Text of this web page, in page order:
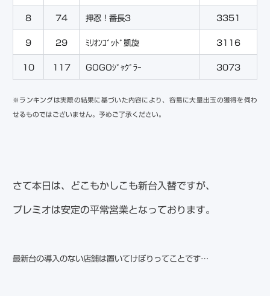
8 74 押忍！番長3 3351
9 29 ﾐﾘｵﾝｺﾞｯﾄﾞ凱旋 3116
10 117 GOGOｼﾞｬｸﾞﾗｰ 3073
※ランキングは実際の結果に基づいた内容により、容易に大量出玉の獲得を伺わ
せるものではございません。予めご了承ください。
さて本日は、どこもかしこも新台入替ですが、
プレミオは安定の平常営業となっております。
最新台の導入のない店舗は置いてけぼりってことです…